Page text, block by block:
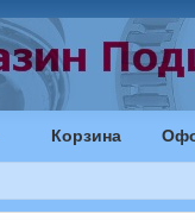
Корзина